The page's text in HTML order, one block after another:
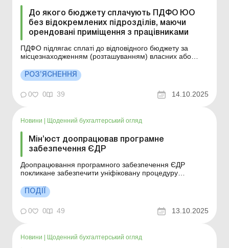
До якого бюджету сплачують ПДФО ЮО
без відокремлених підрозділів, маючи
орендовані приміщення з працівниками
ПДФО підлягає сплаті до відповідного бюджету за
місцезнаходженням (розташуванням) власних або
України, в яких працюють наймані працівники такої
юридичної особи, незважаючи на відсутність у неї
відокремлених структурних підрозділів. Більше за
темою: ...
РОЗ’ЯСНЕННЯ
0 0 39 14.10.2025
Новини | Щоденний бухгалтерський огляд
Мін’юст доопрацював програмне
забезпечення ЄДР
Доопрацювання програмного забезпечення ЄДР
покликане забезпечити уніфіковану процедуру
відкритою, прозорою та швидкою; наявність повної та
достовірної інформації в ЄДР про відокремлені
зобов&rsquo...
ПОДІЇ
0 0 49 13.10.2025
Новини Щоденний бухгалтерський огляд